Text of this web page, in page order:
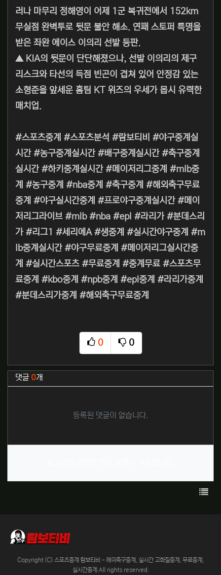
러나 마무리 정해영이 어제 1군 복귀전에서 152km
무실점 완벽투로 뒷문 불안 해소. 연패 스토퍼 특명을
받은 좌완 에이스 이의리 선발 등판.
▲ KIA의 뒷문이 단단해졌으나, 선발 이의리의 제구
리스크와 타선의 득점 빈곤이 겹쳐 있어 안정감 있는
소형준을 앞세운 홈팀 KT 위즈의 우세가 몹시 유력한
매치업.
#스포츠중계 #스포츠분석 #람보티비 #야구중계실
시간 #농구중계실시간 #배구중계실시간 #축구중계
실시간 #하키중계실시간 #메이저리그중계 #mlb중
계 #농구중계 #nba중계 #축구중계 #해외축구무료
중계 #야구실시간중계 #프로야구중계실시간 #메이
저리그라이브 #mlb #nba #epl #라리가 #분데스리
가 #리그1 #세리에A #생중계 #실시간야구중계 #m
lb중계실시간 #야구무료중계 #메이저리그실시간중
계 #실시간스포츠 #무료중계 #중계무료 #스포츠무
료중계 #kbo중계 #npb중계 #epl중계 #라리가중계
#분데스리가중계 #해외축구무료중계
0
추천
0
비추천
관련자료
댓글 0개
등록된 댓글이 없습니다.
목록
Copyright (C) 스포츠중계 람보티비 - 해외축구중계, 실시간 고화질중계, 무료중계,
실시간중계 All rights reserved.